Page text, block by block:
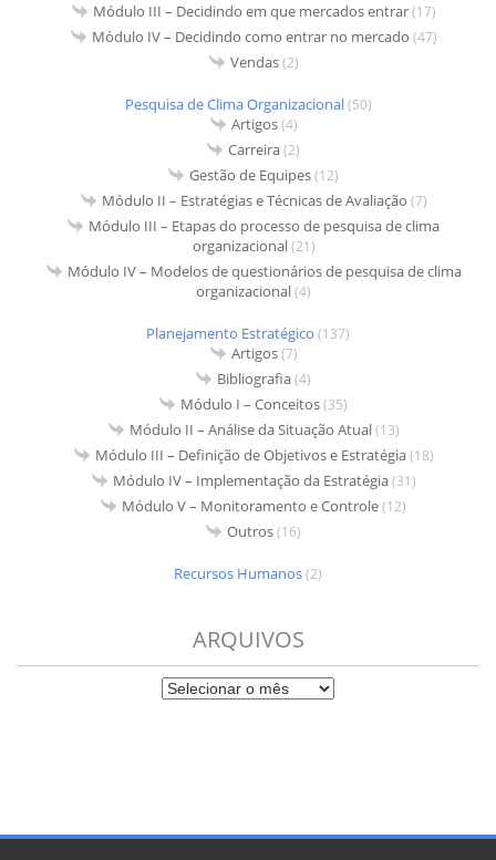
Módulo III – Decidindo em que mercados entrar(17)
Módulo IV – Decidindo como entrar no mercado (47)
Vendas(2)
Pesquisa de Clima Organizacional(50)
Artigos(4)
Carreira(2)
Gestão de Equipes(12)
Módulo II – Estratégias e Técnicas de Avaliação (7)
Módulo III – Etapas do processo de pesquisa de clima
organizacional(21)
Módulo IV – Modelos de questionários de pesquisa de clima
organizacional(4)
Planejamento Estratégico (137)
Artigos(7)
Bibliografia(4)
Módulo I – Conceitos(35)
Módulo II – Análise da Situação Atual(13)
Módulo III – Definição de Objetivos e Estratégia(18)
Módulo IV – Implementação da Estratégia(31)
Módulo V – Monitoramento e Controle(12)
Outros(16)
Recursos Humanos(2)
ARQUIVOS